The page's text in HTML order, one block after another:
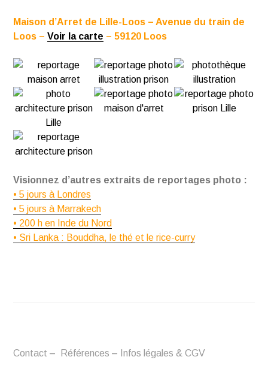
Maison d’Arret de Lille-Loos – Avenue du train de
Loos –Voir la carte – 59120 Loos
Visionnez d’autres extraits de reportages photo :
• 5 jours à Londres
• 5 jours à Marrakech
• 200 h en Inde du Nord
• Sri Lanka : Bouddha, le thé et le rice-curry
Contact – Références – Infos légales & CGV